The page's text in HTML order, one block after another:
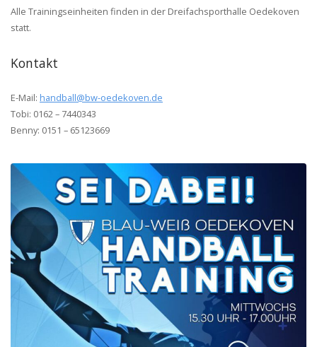
Alle Trainingseinheiten finden in der Dreifachsporthalle Oedekoven
statt.
Kontakt
E-Mail: handball@bw-oedekoven.de
Tobi: 0162 – 7440343
Benny: 0151 – 65123669